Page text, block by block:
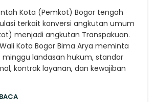
Kota (Pemkot) Bogor tengah
terkait konversi angkutan umum
menjadi angkutan Transpakuan.
Kota Bogor Bima Arya meminta
landasan hukum, standar
kontrak layanan, dan kewajiban